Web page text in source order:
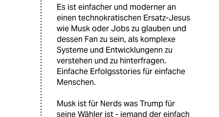
Es ist einfacher und moderner an
einen technokratischen Ersatz-Jesus
wie Musk oder Jobs zu glauben und
dessen Fan zu sein, als komplexe
Systeme und Entwicklungenn zu
verstehen und zu hinterfragen.
Einfache Erfolgsstories für einfache
Menschen.
Musk ist für Nerds was Trump für
seine Wähler ist - jemand der einfach